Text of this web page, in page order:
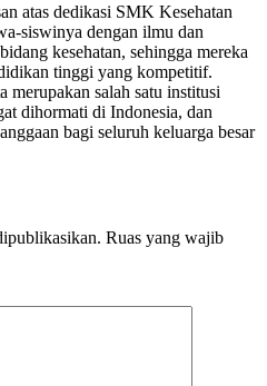
atas dedikasi SMK Kesehatan
siswinya dengan ilmu dan
kesehatan, sehingga mereka
tinggi yang kompetitif.
merupakan salah satu institusi
dihormati di Indonesia, dan
bagi seluruh keluarga besar
Ruas yang wajib